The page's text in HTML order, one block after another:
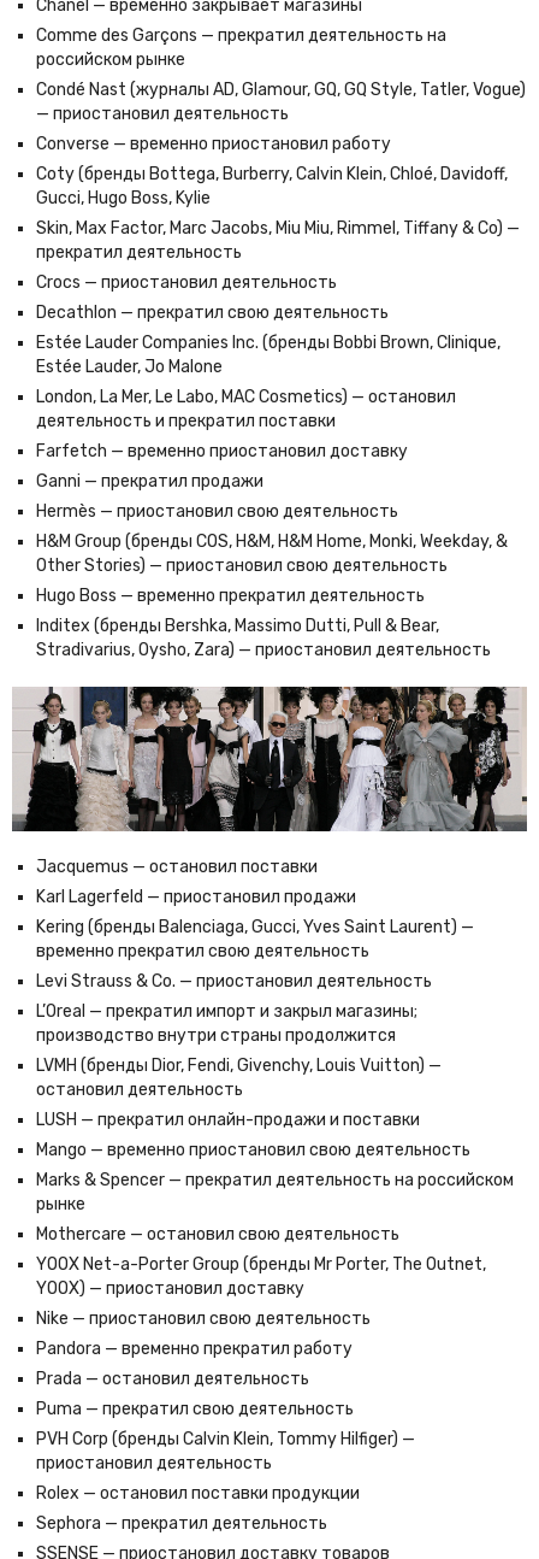
Chanel — временно закрывает магазины
Comme des Garçons — прекратил деятельность на
российском рынке
Condé Nast (журналы AD, Glamour, GQ, GQ Style, Tatler, Vogue)
— приостановил деятельность
Converse — временно приостановил работу
Coty (бренды Bottega, Burberry, Calvin Klein, Chloé, Davidoff,
Gucci, Hugo Boss, Kylie
Skin, Max Factor, Marc Jacobs, Miu Miu, Rimmel, Tiffany & Co) —
прекратил деятельность
Crocs — приостановил деятельность
Decathlon — прекратил свою деятельность
Estée Lauder Companies Inc. (бренды Bobbi Brown, Clinique,
Estée Lauder, Jo Malone
London, La Mer, Le Labo, MAC Cosmetics) — остановил
деятельность и прекратил поставки
Farfetch — временно приостановил доставку
Ganni — прекратил продажи
Hermès — приостановил свою деятельность
H&M Group (бренды COS, H&M, H&M Home, Monki, Weekday, &
Other Stories) — приостановил свою деятельность
Hugo Boss — временно прекратил деятельность
Inditex (бренды Bershka, Massimo Dutti, Pull & Bear,
Stradivarius, Oysho, Zara) — приостановил деятельность
Jacquemus — остановил поставки
Karl Lagerfeld — приостановил продажи
Kering (бренды Balenciaga, Gucci, Yves Saint Laurent) —
временно прекратил свою деятельность
Levi Strauss & Co. — приостановил деятельность
L’Oreal — прекратил импорт и закрыл магазины;
производство внутри страны продолжится
LVMH (бренды Dior, Fendi, Givenchy, Louis Vuitton) —
остановил деятельность
LUSH — прекратил онлайн-продажи и поставки
Mango — временно приостановил свою деятельность
Marks & Spencer — прекратил деятельность на российском
рынке
Mothercare — остановил свою деятельность
YOOX Net-a-Porter Group (бренды Mr Porter, The Outnet,
YOOX) — приостановил доставку
Nike — приостановил свою деятельность
Pandora — временно прекратил работу
Prada — остановил деятельность
Puma — прекратил свою деятельность
PVH Corp (бренды Calvin Klein, Tommy Hilfiger) —
приостановил деятельность
Rolex — остановил поставки продукции
Sephora — прекратил деятельность
SSENSE — приостановил доставку товаров